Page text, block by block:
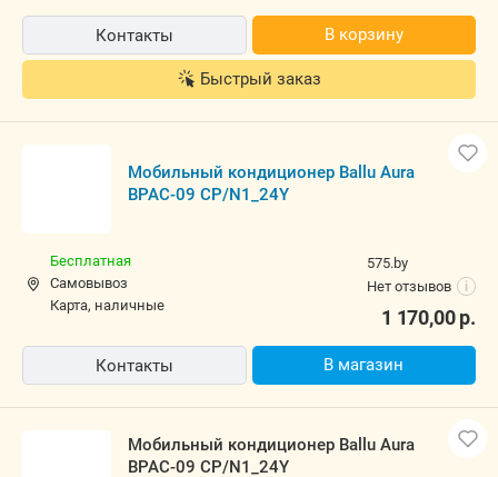
Контакты В корзину
Быстрый заказ
Мобильный кондиционер Ballu Aura
BPAC-09 CP/N1_24Y
575.by
Нет отзывов
i
Бесплатная
Самовывоз
карта, наличные
1 170,00р.
Контакты В магазин
Мобильный кондиционер Ballu Aura
BPAC-09 CP/N1_24Y